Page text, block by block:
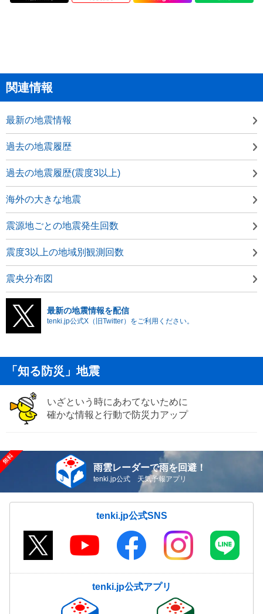
関連情報
最新の地震情報
過去の地震履歴
過去の地震履歴(震度3以上)
海外の大きな地震
震源地ごとの地震発生回数
震度3以上の地域別観測回数
震央分布図
最新の地震情報を配信
tenki.jp公式X（旧Twitter）をご利用ください。
「知る防災」地震
いざという時にあわてないために
確かな情報と行動で防災力アップ
雨雲レーダーで雨を回避！
tenki.jp公式 天気予報アプリ
tenki.jp公式SNS
tenki.jp公式アプリ